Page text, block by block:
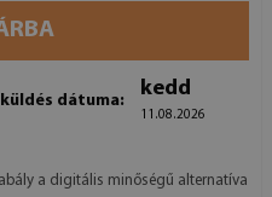
dátuma:
kedd
11.08.2026
a digitális minőségű alternatíva